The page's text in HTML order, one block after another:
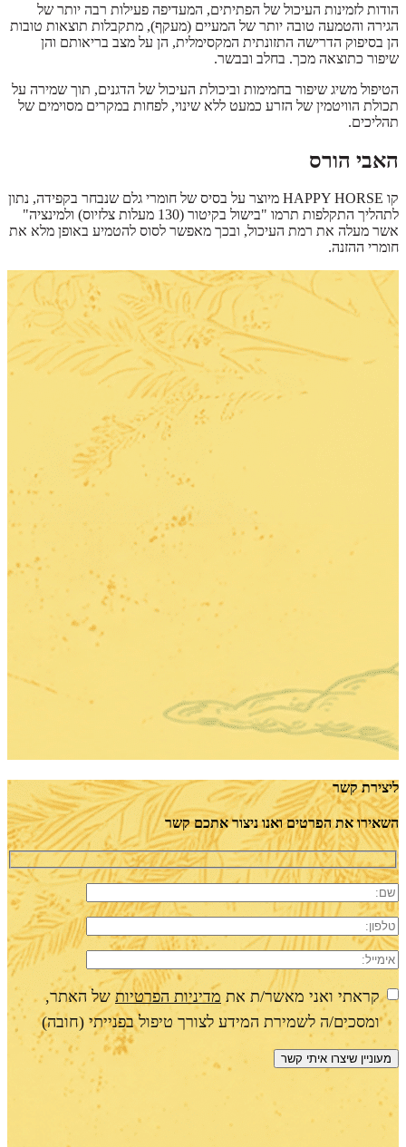
הודות לזמינות העיכול של הפתיתים, המעדיפה פעילות רבה יותר של
הגירה והטמעה טובה יותר של המעיים (מעקף), מתקבלות תוצאות טובות
הן בסיפוק הדרישה התזונתית המקסימלית, הן על מצב בריאותם והן
שיפור כתוצאה מכך. בחלב ובבשר.
הטיפול משיג שיפור בחמימות וביכולת העיכול של הדגנים, תוך שמירה על
תכולת הוויטמין של הזרע כמעט ללא שינוי, לפחות במקרים מסוימים של
תהליכים.
האבי הורס
קו HAPPY HORSE מיוצר על בסיס של חומרי גלם שנבחר בקפידה, נתון
לתהליך התקלפות תרמו "בישול בקיטור (130 מעלות צלזיוס) ולמינציה"
אשר מעלה את רמת העיכול, ובכך מאפשר לסוס להטמיע באופן מלא את
חומרי ההזנה.
ליצירת קשר
השאירו את הפרטים ואנו ניצור אתכם קשר
קראתי ואני מאשר/ת את מדיניות הפרטיות של האתר,
ומסכים/ה לשמירת המידע לצורך טיפול בפנייתי (חובה)